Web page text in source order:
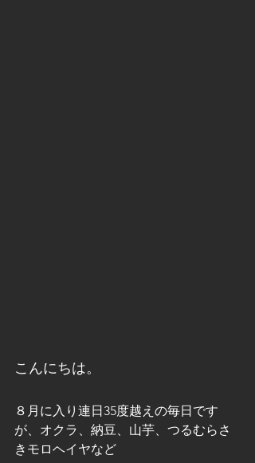
こんにちは。
８月に入り連日35度越えの毎日です
が、オクラ、納豆、山芋、つるむらさ
きモロヘイヤなど